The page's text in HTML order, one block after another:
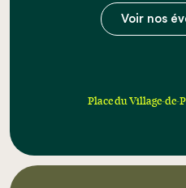
Voir nos
Place du Village-de-